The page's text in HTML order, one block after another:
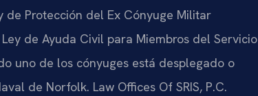
de Protección del Ex Cónyuge Militar
de Ayuda Civil para Miembros del Servicio
uno de los cónyuges está desplegado o
de Norfolk. Law Offices Of SRIS, P.C.